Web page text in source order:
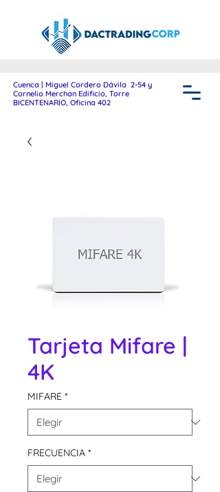
Cuenca | Miguel Cordero Dávila 2-54 y
Cornelio Merchan Edificio, Torre
BICENTENARIO, Oficina 402
Tarjeta Mifare |
4K
MIFARE *
FRECUENCIA *